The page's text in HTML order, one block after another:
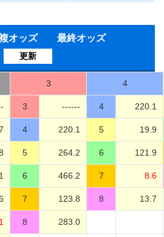
オッズ 最終オッズ
更新
3 4
3 ------ 4 220.1
4 220.1 5 19.9
5 264.2 6 121.9
6 466.2 7 8.6
7 123.8 8 13.7
8 283.0